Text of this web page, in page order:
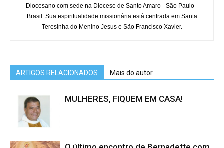
Diocesano com sede na Diocese de Santo Amaro - São Paulo -
Brasil. Sua espiritualidade missionária está centrada em Santa
Teresinha do Menino Jesus e São Francisco Xavier.
ARTIGOS RELACIONADOS Mais do autor
MULHERES, FIQUEM EM CASA!